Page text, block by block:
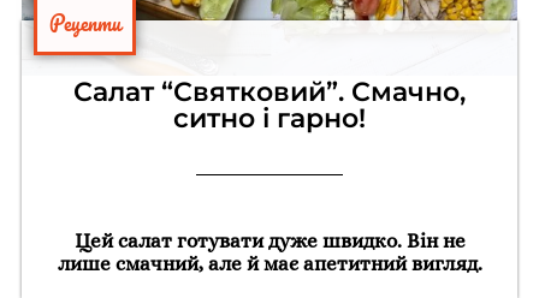
Рецепти
Салат “Святковий”. Смачно,
ситно і гарно!
Цей салат готувати дуже швидко. Він не
лише смачний, але й має апетитний вигляд.